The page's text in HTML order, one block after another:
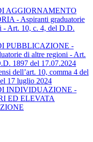
AGGIORNAMENTO
- Aspiranti graduatorie
- Art. 10, c. 4, del D.D.
PUBBLICAZIONE -
di altre regioni - Art.
1897 del 17.07.2024
dell’art. 10, comma 4 del
17 luglio 2024
INDIVIDUAZIONE -
ED ELEVATA